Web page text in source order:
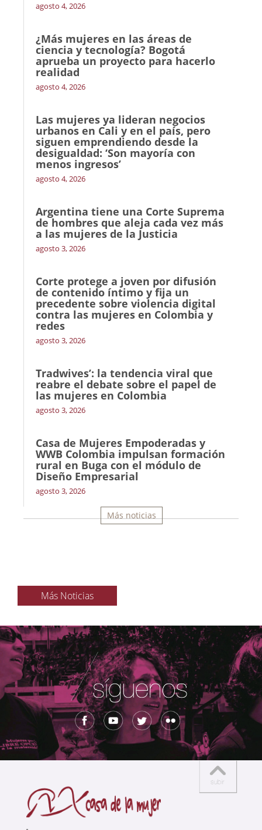
agosto 4, 2026
¿Más mujeres en las áreas de
ciencia y tecnología? Bogotá
aprueba un proyecto para hacerlo
realidad
agosto 4, 2026
Las mujeres ya lideran negocios
urbanos en Cali y en el país, pero
siguen emprendiendo desde la
desigualdad: ‘Son mayoría con
menos ingresos’
agosto 4, 2026
Argentina tiene una Corte Suprema
de hombres que aleja cada vez más
a las mujeres de la Justicia
agosto 3, 2026
Corte protege a joven por difusión
de contenido íntimo y fija un
precedente sobre violencia digital
contra las mujeres en Colombia y
redes
agosto 3, 2026
Tradwives’: la tendencia viral que
reabre el debate sobre el papel de
las mujeres en Colombia
agosto 3, 2026
Casa de Mujeres Empoderadas y
WWB Colombia impulsan formación
rural en Buga con el módulo de
Diseño Empresarial
agosto 3, 2026
Más noticias
Más Noticias